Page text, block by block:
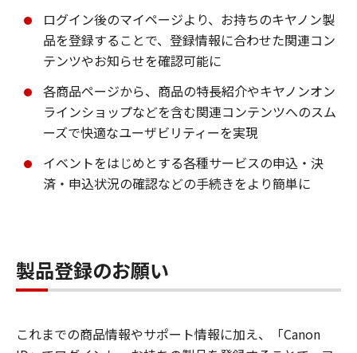
ログイン後のマイページより、お持ちのキヤノン製
品を登録することで、登録情報に合わせた関連コン
テンツやお知らせを確認可能に
各商品ページから、商品の特長紹介やキヤノンオン
ラインショップなどを含む関連コンテンツへのスム
ーズで快適なユーザビリティーを実現
イベントをはじめとする各種サービスの申込・決
済・申込状況の確認などの手続きをより簡単に
製品登録のお願い
これまでの商品情報やサポート情報に加え、「Canon